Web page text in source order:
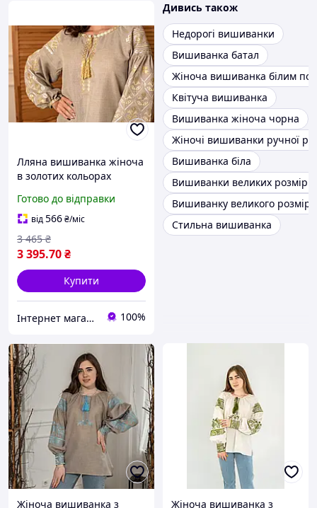
Лляна вишиванка жіноча
в золотих кольорах
Готово до відправки
від566₴/міс
3 395.70₴
3 465 ₴
Купити
Інтернет магазин "EtnoVyshуvka" 100%
Дивись також
Недорогі вишиванки
Вишиванка батал
Жіноча вишиванка білим по
Квітуча вишиванка
Вишиванка жіноча чорна
Жіночі вишиванки ручної
Вишиванка біла
Вишиванки великих розмірів
Вишиванку великого розміру
Стильна вишиванка
Жіноча вишиванка з
Жіноча вишиванка з